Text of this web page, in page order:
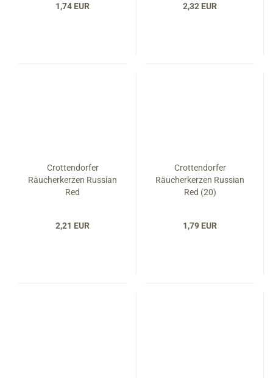
1,74 EUR 2,32 EUR
Crottendorfer
Räucherkerzen Russian
Red
2,21 EUR
Crottendorfer
Räucherkerzen Russian
Red (20)
1,79 EUR